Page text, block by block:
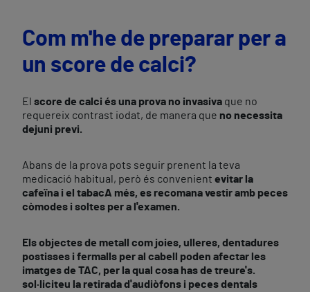
Com m'he de preparar per a
un score de calci?
El score de calci és una prova no invasiva que no
requereix contrast iodat, de manera que no necessita
dejuni previ.
Abans de la prova pots seguir prenent la teva
medicació habitual, però és convenient evitar la
cafeïna i el tabacA més, es recomana vestir amb peces
còmodes i soltes per a l'examen.
Elsobjectes de metall com joies, ulleres, dentadures
postisses i fermalls per al cabell poden afectar les
imatges de TAC, per la qual cosa has de treure's.
sol·liciteu la retirada d'audiòfons i peces dentals